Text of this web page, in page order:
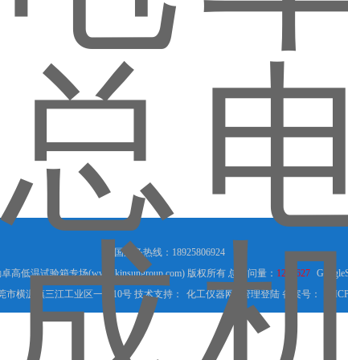
全国服务热线：18925806924
高低温试验箱专场(www.kinsungroup.com) 版权所有 总访问量： 1288627
市横沥镇三江工业区一路10号 技术支持：
化工仪器网 管理登陆备案号： 粤